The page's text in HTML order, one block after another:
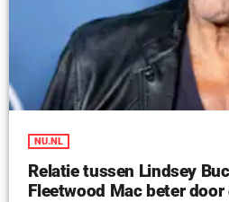
NU.NL
Relatie tussen Lindsey
Fleetwood Mac beter